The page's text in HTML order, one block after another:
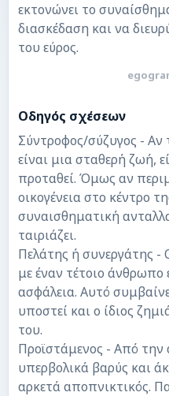
εκτονώνει το
διασκέδαση και να
του εύρος.
Οδηγός σχέσεων
Σύντροφος/σύζυγος - Αν
είναι μια σταθερή ζωή,
προταθεί. Όμως αν
οικογένεια στο κέντρο
συναισθηματική
ταιριάζει.
Πελάτης ή συνεργάτης -
με έναν τέτοιο
ασφάλεια. Αυτό
υποστεί και ο ίδιος
του.
Προϊστάμενος - Από την
υπερβολικά βαρύς και
αρκετά αποπνικτικός.